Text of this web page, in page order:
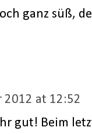
ganz süß,
2012 at 12:52
gut! Beim